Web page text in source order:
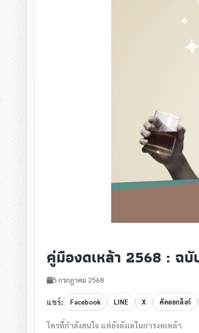
คู่มืองดเหล้า 2568 : ฉ
5 กรกฎาคม 2568
แชร์: Facebook LINE X คัดลอกลิงก์
ใครที่กำลังสนใจ แต่ยังลังเลในการงดเหล้า